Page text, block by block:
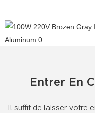
Entrer En
Il suffit de laisser votre